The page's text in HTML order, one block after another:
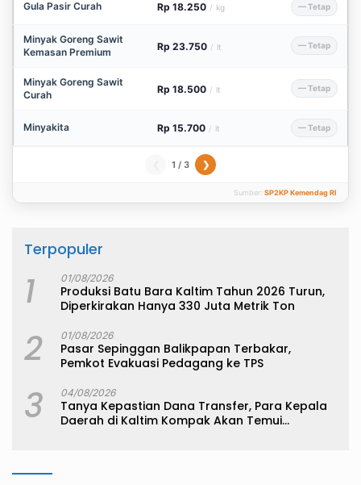
Gula Pasir Curah Rp 18.250 / kg — Tetap
Minyak Goreng Sawit
Kemasan Premium
Rp 23.750 / lt — Tetap
Minyak Goreng Sawit
Curah
Rp 18.500 / lt — Tetap
Minyakita Rp 15.700 / lt — Tetap
1 / 3 ❯
Sumber: SP2KP Kemendag RI
Terpopuler
1 01/08/2026
Produksi Batu Bara Kaltim Tahun 2026 Turun,
Diperkirakan Hanya 330 Juta Metrik Ton
2 01/08/2026
Pasar Sepinggan Balikpapan Terbakar,
Pemkot Evakuasi Pedagang ke TPS
3 04/08/2026
Tanya Kepastian Dana Transfer, Para Kepala
Daerah di Kaltim Kompak Akan Temui